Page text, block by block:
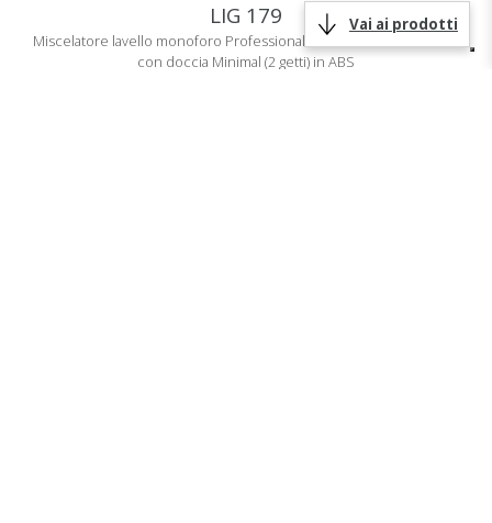
LIG 179
Miscelatore lavello monoforo Professional con braccio orientabile
con doccia Minimal (2 getti) in ABS
Vai ai prodotti